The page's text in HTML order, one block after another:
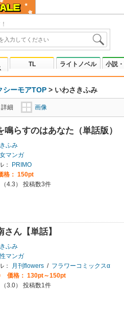
TL ライトノベル 小説
シーモアTOP > いわさきふみ
詳細 画像
鳴らすのはあなた（単話版）
ふみ
マンガ
：
PRIMO
格： 150pt
（4.3） 投稿数3件
さん【単話】
ふみ
マンガ
：
月刊flowers / フラワーコミックスα
価格： 130pt～150pt
（3.0） 投稿数1件